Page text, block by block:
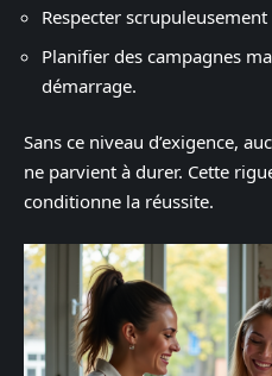
Respecter
Planifier des campagnes
démarrage.
Sans ce niveau d’exigence,
ne parvient à durer. Cette
conditionne la réussite.